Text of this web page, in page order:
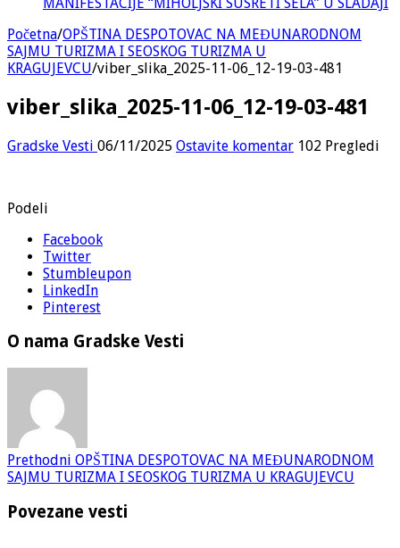
Početna/OPŠTINA DESPOTOVAC NA MEĐUNARODNOM
SAJMU TURIZMA I SEOSKOG TURIZMA U
KRAGUJEVCU/viber_slika_2025-11-06_12-19-03-481
viber_slika_2025-11-06_12-19-03-481
Gradske Vesti 06/11/2025 Ostavite komentar 102 Pregledi
Podeli
Facebook
Twitter
Stumbleupon
LinkedIn
Pinterest
O nama Gradske Vesti
Prethodni OPŠTINA DESPOTOVAC NA MEĐUNARODNOM
SAJMU TURIZMA I SEOSKOG TURIZMA U KRAGUJEVCU
Povezane vesti